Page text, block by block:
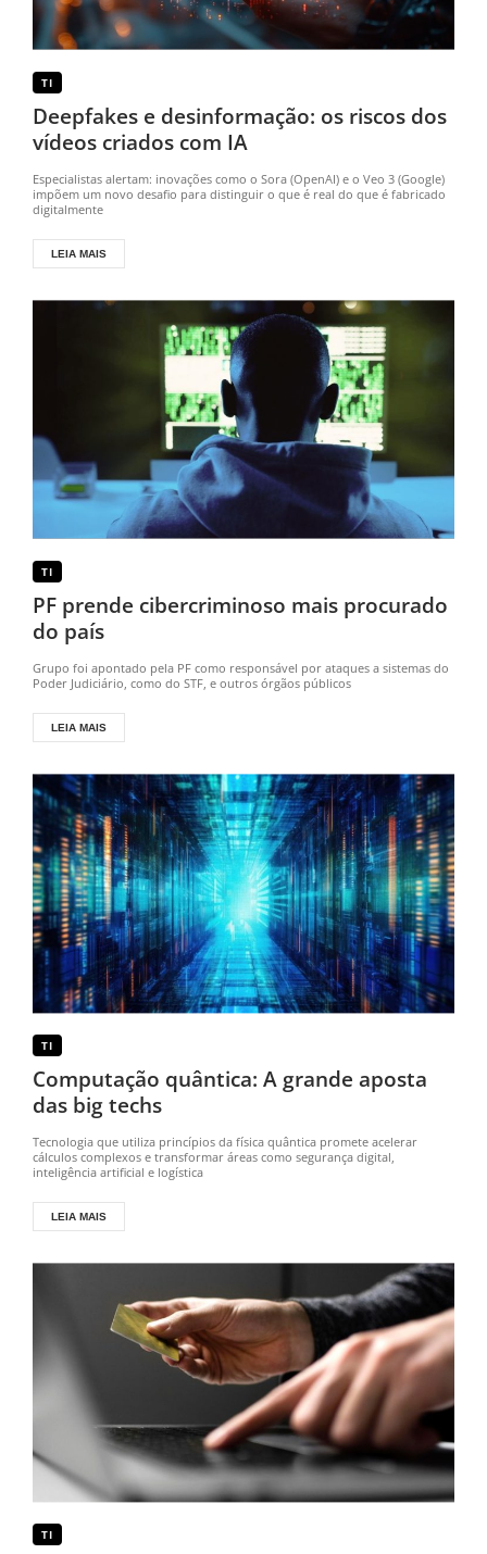
TI
Deepfakes e desinformação: os riscos dos
vídeos criados com IA
Especialistas alertam: inovações como o Sora (OpenAI) e o Veo 3 (Google)
impõem um novo desafio para distinguir o que é real do que é fabricado
digitalmente
LEIA MAIS
TI
PF prende cibercriminoso mais procurado
do país
Grupo foi apontado pela PF como responsável por ataques a sistemas do
Poder Judiciário, como do STF, e outros órgãos públicos
LEIA MAIS
TI
Computação quântica: A grande aposta
das big techs
Tecnologia que utiliza princípios da física quântica promete acelerar
cálculos complexos e transformar áreas como segurança digital,
inteligência artificial e logística
LEIA MAIS
TI